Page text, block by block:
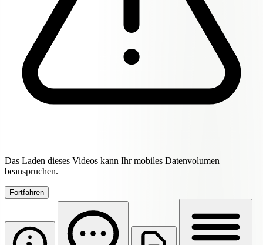
Das Laden dieses Videos kann Ihr mobiles Datenvolumen
beanspruchen.
Fortfahren